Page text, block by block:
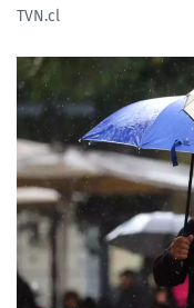
NTV
ACTUALIDAD Y
CORPORATIVO Y
CANAL DE DENUNCIAS
TVN.cl